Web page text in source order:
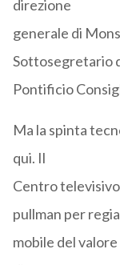
direzione
generale di
Sottosegretario
Pontificio
Ma la spinta
qui. Il
Centro
pullman per regia
mobile del